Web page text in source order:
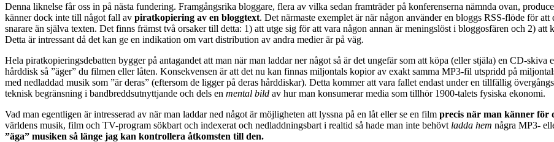
Denna liknelse får oss in på nästa fundering. Framgångsrika bloggare, flera av vilka sedan framträder på konferenserna nämnda ovan,
känner dock inte till något fall av piratkopiering av en bloggtext. Det närmaste exemplet är när någon använder en bloggs RSS-flöde för
snarare än själva texten. Det finns främst två orsaker till detta: 1) att utge sig för att vara någon annan är meningslöst i bloggosfären och 2)
Detta är intressant då det kan ge en indikation om vart distribution av andra medier är på väg.
Hela piratkopieringsdebatten bygger på antagandet att man när man laddar ner något så är det ungefär som att köpa (eller stjäla) en CD-
hårddisk så ”äger” du filmen eller låten. Konsekvensen är att det nu kan finnas miljontals kopior av exakt samma MP3-fil utspridd på
med nedladdad musik som ”är deras” (eftersom de ligger på deras hårddiskar). Detta kommer att vara fallet endast under en tillfällig
teknisk begränsning i bandbreddsutnyttjande och dels en mental bild av hur man konsumerar media som tillhör 1900-talets fysiska ekonomi.
Vad man egentligen är intresserad av när man laddar ned något är möjligheten att lyssna på en låt eller se en film precis när man känner för
världens musik, film och TV-program sökbart och indexerat och nedladdningsbart i realtid så hade man inte behövt ladda hem några MP3-
”äga” musiken så länge jag kan kontrollera åtkomsten till den.